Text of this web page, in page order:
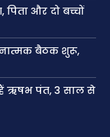
और दो बच्चों
बैठक शुरू,
ऋषभ पंत, 3 साल से